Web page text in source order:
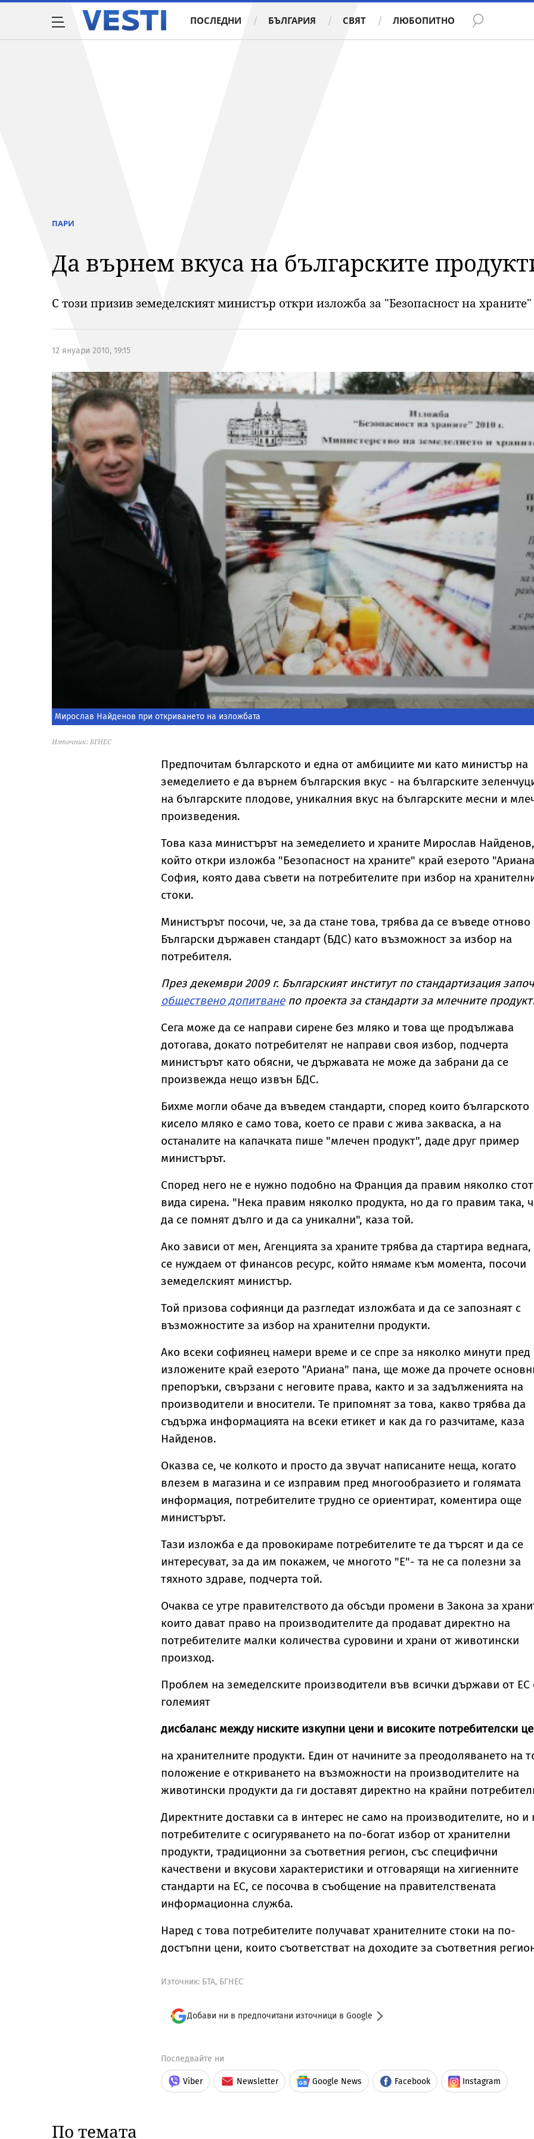
ПОСЛЕДНИ БЪЛГАРИЯ СВЯТ ЛЮБОПИТНО
ПАРИ
Да върнем вкуса на българските
С този призив земеделският министър откри изложба за "Безопасност на
12 януари 2010, 19:15
Мирослав Найденов при откриването на изложбата
Източник: БГНЕС
Предпочитам българското и една от амбициите ми като министър на
земеделието е да върнем българския вкус - на българските
на българските плодове, уникалния вкус на българските месни и
произведения.
Това каза министърът на земеделието и храните Мирослав Найденов,
който откри изложба "Безопасност на храните" край езерото
София, която дава съвети на потребителите при избор на
стоки.
Министърът посочи, че, за да стане това, трябва да се въведе отново
Български държавен стандарт (БДС) като възможност за избор на
потребителя.
През декември 2009 г. Българският институт по стандартизация
обществено допитванепо проекта за стандарти за млечните
Сега може да се направи сирене без мляко и това ще продължава
дотогава, докато потребителят не направи своя избор, подчерта
министърът като обясни, че държавата не може да забрани да се
произвежда нещо извън БДС.
Бихме могли обаче да въведем стандарти, според които българското
кисело мляко е само това, което се прави с жива закваска, а на
останалите на капачката пише "млечен продукт", даде друг пример
министърът.
Според него не е нужно подобно на Франция да правим няколко
вида сирена. "Нека правим няколко продукта, но да го правим така,
да се помнят дълго и да са уникални", каза той.
Ако зависи от мен, Агенцията за храните трябва да стартира
се нуждаем от финансов ресурс, който нямаме към момента, посочи
земеделският министър.
Той призова софиянци да разгледат изложбата и да се запознаят с
възможностите за избор на хранителни продукти.
Ако всеки софиянец намери време и се спре за няколко минути пред
изложените край езерото "Ариана" пана, ще може да прочете
препоръки, свързани с неговите права, както и за задълженията на
производители и вносители. Те припомнят за това, какво трябва да
съдържа информацията на всеки етикет и как да го разчитаме, каза
Найденов.
Оказва се, че колкото и просто да звучат написаните неща, когато
влезем в магазина и се изправим пред многообразието и голямата
информация, потребителите трудно се ориентират, коментира още
министърът.
Тази изложба е да провокираме потребителите те да търсят и да се
интересуват, за да им покажем, че многото "Е"- та не са полезни за
тяхното здраве, подчерта той.
Очаква се утре правителството да обсъди промени в Закона за
които дават право на производителите да продават директно на
потребителите малки количества суровини и храни от животински
произход.
Проблем на земеделските производители във всички държави от ЕС
големият
дисбаланс между ниските изкупни цени и високите потребителски
на хранителните продукти. Един от начините за преодоляването на
положение е откриването на възможности на производителите на
животински продукти да ги доставят директно на крайни
Директните доставки са в интерес не само на производителите, но и
потребителите с осигуряването на по-богат избор от хранителни
продукти, традиционни за съответния регион, със специфични
качествени и вкусови характеристики и отговарящи на хигиенните
стандарти на ЕС, се посочва в съобщение на правителствената
информационна служба.
Наред с това потребителите получават хранителните стоки на по-
достъпни цени, които съответстват на доходите за съответния
Източник: БТА, БГНЕС
Добави ни в предпочитани източници в Google
Последвайте ни
Viber Newsletter Google News Facebook Instagram
По темата